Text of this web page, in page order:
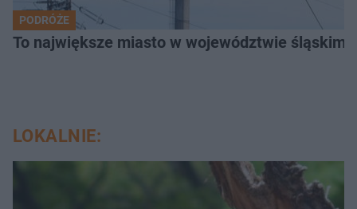
PODRÓŻE
To największe miasto w województwie
LOKALNIE: